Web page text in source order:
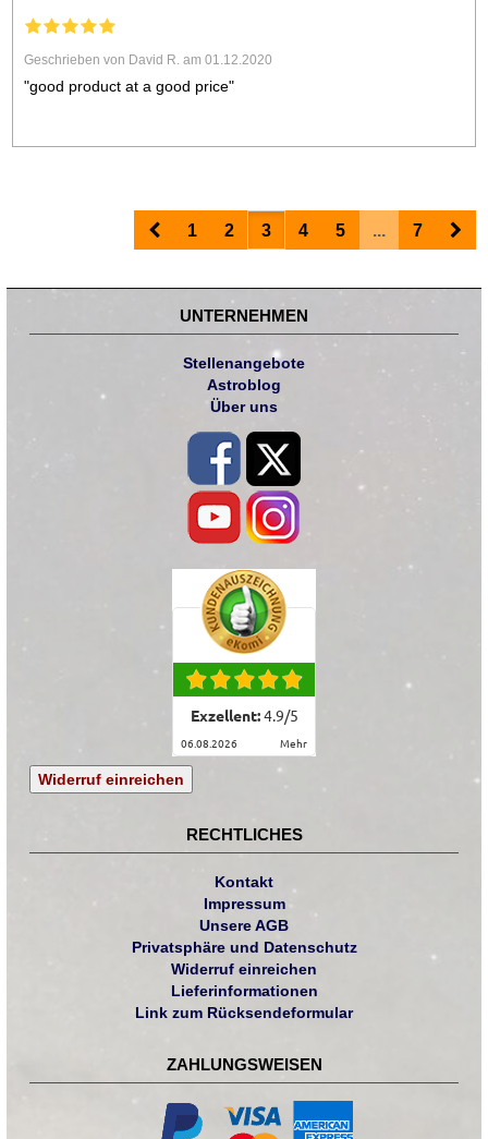
Geschrieben von David R. am 01.12.2020
"good product at a good price"
Prev1 2 3 4 5 ... 7
UNTERNEHMEN
Stellenangebote
Astroblog
Über uns
Exzellent:4.9/5
06.08.2026 mehr
Widerruf einreichen
RECHTLICHES
Kontakt
Impressum
Unsere AGB
Privatsphäre und Datenschutz
Widerruf einreichen
Lieferinformationen
Link zum Rücksendeformular
ZAHLUNGSWEISEN